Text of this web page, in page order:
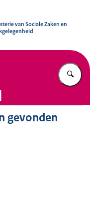
van Sociale Zaken en
gevonden